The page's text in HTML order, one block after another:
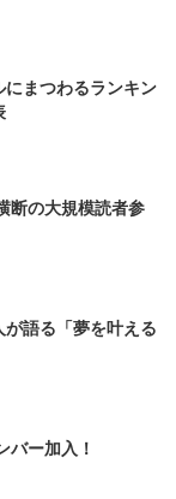
まつわるランキン
断の大規模読者参
語る「夢を叶える
バー加入！